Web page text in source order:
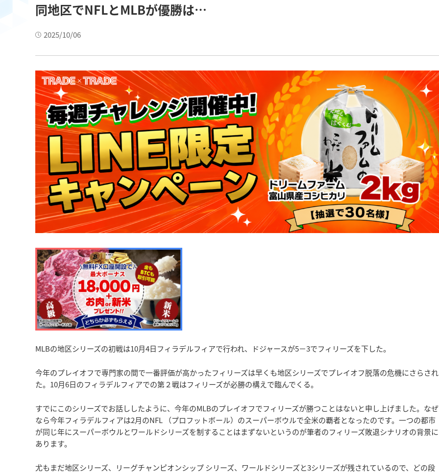
同地区でNFLとMLBが優勝は…
2025/10/06
MLBの地区シリーズの初戦は10月4日フィラデルフィアで行われ、ドジャースが5－3でフィリーズを下した。
今年のプレイオフで専門家の間で一番評価が高かったフィリーズは早くも地区シリーズでプレイオフ脱落の危機にさらされ
た。10月6日のフィラデルフィアでの第２戦はフィリーズが必勝の構えで臨んでくる。
すでにこのシリーズでお話ししたように、今年のMLBのプレイオフでフィリーズが勝つことはないと申し上げました。なぜ
なら今年フィラデルフィアは2月のNFL （プロフットボール）のスーパーボウルで全米の覇者となったのです。一つの都市
が同じ年にスーパーボウルとワールドシリーズを制することはまずないというのが筆者のフィリーズ敗退シナリオの背景に
あります。
尤もまだ地区シリーズ、リーグチャンピオンシップ シリーズ、ワールドシリーズと3シリーズが残されているので、どの段